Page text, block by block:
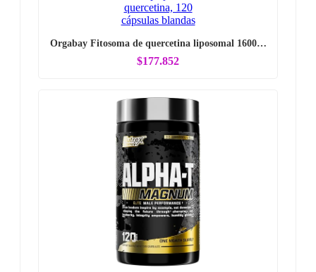
Orgabay Fitosoma de quercetina liposomal 1600…
$177.852